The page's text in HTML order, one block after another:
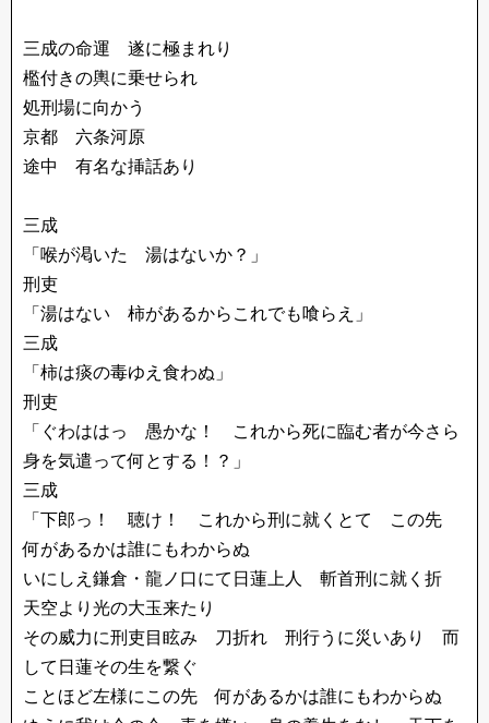
三成の命運 遂に極まれり
檻付きの輿に乗せられ
処刑場に向かう
京都 六条河原
途中 有名な挿話あり
三成
「喉が渇いた 湯はないか？」
刑吏
「湯はない 柿があるからこれでも喰らえ」
三成
「柿は痰の毒ゆえ食わぬ」
刑吏
「ぐわははっ 愚かな！ これから死に臨む者が今さら
身を気遣って何とする！？」
三成
「下郎っ！ 聴け！ これから刑に就くとて この先
何があるかは誰にもわからぬ
いにしえ鎌倉・龍ノ口にて日蓮上人 斬首刑に就く折
天空より光の大玉来たり
その威力に刑吏目眩み 刀折れ 刑行うに災いあり 而
して日蓮その生を繋ぐ
ことほど左様にこの先 何があるかは誰にもわからぬ